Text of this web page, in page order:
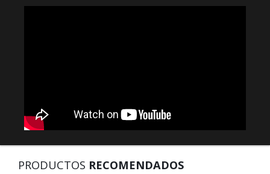
PRODUCTOS RECOMENDADOS